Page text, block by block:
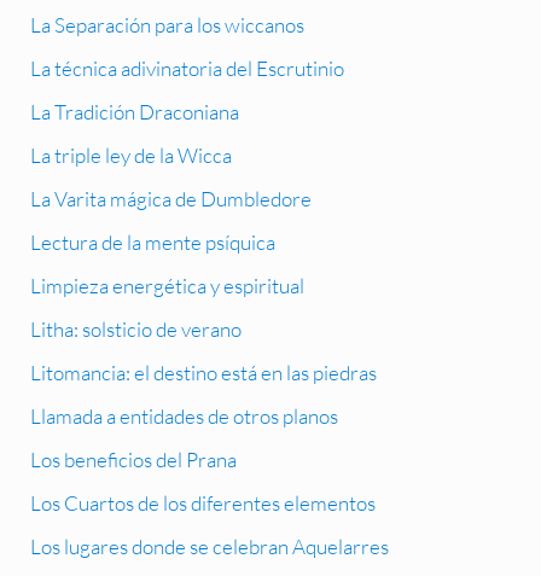
La Separación para los wiccanos
La técnica adivinatoria del Escrutinio
La Tradición Draconiana
La triple ley de la Wicca
La Varita mágica de Dumbledore
Lectura de la mente psíquica
Limpieza energética y espiritual
Litha: solsticio de verano
Litomancia: el destino está en las piedras
Llamada a entidades de otros planos
Los beneficios del Prana
Los Cuartos de los diferentes elementos
Los lugares donde se celebran Aquelarres